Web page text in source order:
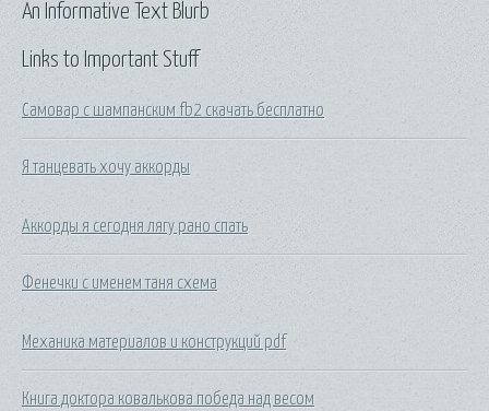
Links to Important Stuff
Самовар с шампанским fb2 скачать бесплатно
Я танцевать хочу аккорды
Аккорды я сегодня лягу рано спать
Фенечки с именем таня схема
Механика материалов и конструкций pdf
Книга доктора ковалькова победа над весом
An Informative Text Blurb